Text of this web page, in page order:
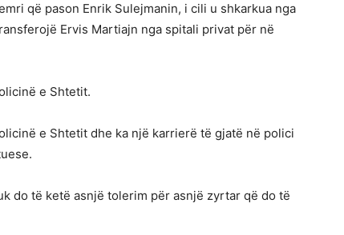
që pason Enrik Sulejmanin, i cili u shkarkua nga
Ervis Martiajn nga spitali privat për në
e Shtetit.
e Shtetit dhe ka një karrierë të gjatë në polici
do të ketë asnjë tolerim për asnjë zyrtar që do të